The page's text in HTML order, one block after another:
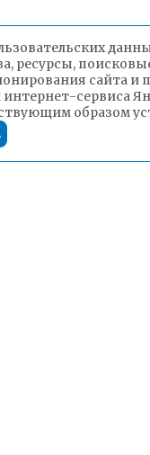
ресурсы,
сайта
сервиса
образом